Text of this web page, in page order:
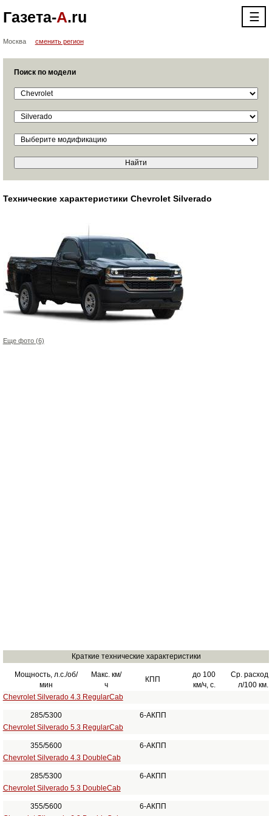
Газета-А.ru ☰
Москва сменить регион
Поиск по модели
Технические характеристики Chevrolet Silverado
Еще фото (6)
Краткие технические характеристики
Мощность, л.с./об/
мин
Макс. км/
ч
КПП
до 100
км/ч, с.
Ср. расход
л/100 км.
Chevrolet Silverado 4.3 RegularCab
285/5300
6-АКПП
Chevrolet Silverado 5.3 RegularCab
355/5600
6-АКПП
Chevrolet Silverado 4.3 DoubleCab
285/5300
6-АКПП
Chevrolet Silverado 5.3 DoubleCab
355/5600
6-АКПП